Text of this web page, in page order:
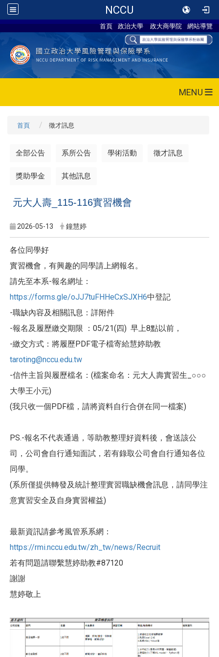
NCCU
首頁 政治大學 政大商學院 網站導覽
MENU
首頁 徵才訊息
全部公告 系所公告 學術活動 徵才訊息
獎助學金 其他訊息
元大人壽_115-116實習機會
2026-05-13 鐘慧婷
各位同學好
實習機會，有興趣的同學請上網報名。
請先至本系-報名網址：
https://forms.gle/oJJ7tuFHHeCxSJXH6中登記
-職缺內容及相關訊息：詳附件
-報名及履歷繳交期限 ：05/21(四) 早上8點以前，
-繳交方式：將履歷PDF電子檔寄給慧婷助教
taroting@nccu.edu.tw
-信件主旨與履歷檔名：(檔案命名：元大人壽實習生_○○○
大學王小元)
(我只收一個PDF檔，請將資料自行合併在同一檔案)
PS.-報名不代表通過，等助教整理好資料後，會送該公
司，公司會自行通知面試，若有錄取公司會自行通知各位
同學。
(系所僅提供轉發及統計整理實習職缺機會訊息，請同學注
意實習安全及自身實習權益)
最新資訊請參考風管系系網：
https://rmi.nccu.edu.tw/zh_tw/news/Recruit
若有問題請聯繫慧婷助教#87120
謝謝
慧婷敬上